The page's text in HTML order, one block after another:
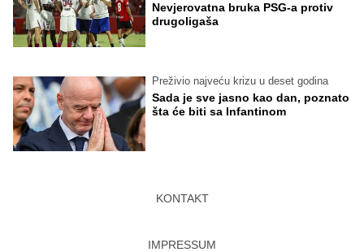
Nevjerovatna bruka PSG-a protiv
drugoligaša
Preživio najveću krizu u deset godina
Sada je sve jasno kao dan, poznato
šta će biti sa Infantinom
KONTAKT
IMPRESSUM